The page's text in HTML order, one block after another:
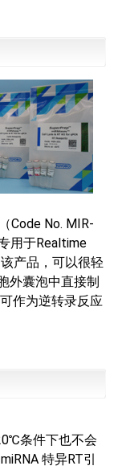
Code No. MIR-
用于Realtime
产品，可以很轻
外囊泡中直接制
作为逆转录反应
条件下也不会
特异RT引